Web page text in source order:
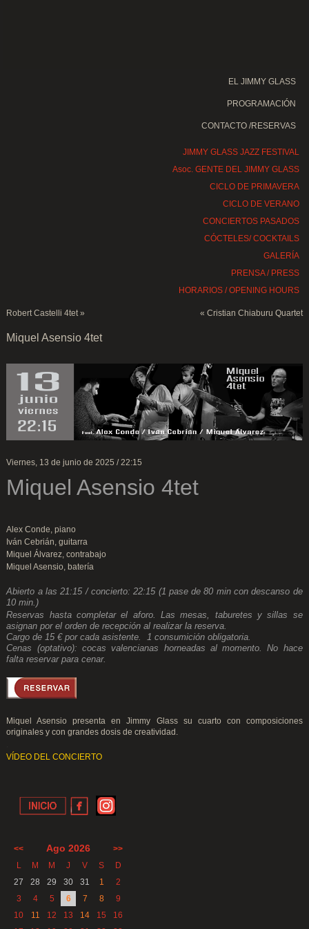
EL JIMMY GLASS
PROGRAMACIÓN
CONTACTO /RESERVAS
JIMMY GLASS JAZZ FESTIVAL
Asoc. GENTE DEL JIMMY GLASS
CICLO DE PRIMAVERA
CICLO DE VERANO
CONCIERTOS PASADOS
CÓCTELES/ COCKTAILS
GALERÍA
PRENSA / PRESS
HORARIOS / OPENING HOURS
Robert Castelli 4tet» « Cristian Chiaburu Quartet
Miquel Asensio 4tet
Viernes, 13 de junio de 2025 / 22:15
Miquel Asensio 4tet
Alex Conde, piano
Iván Cebrián, guitarra
Miquel Álvarez, contrabajo
Miquel Asensio, batería
Abierto a las 21:15 / concierto: 22:15 (1 pase de 80 min con descanso de
10 min.)
Reservas hasta completar el aforo. Las mesas, taburetes y sillas se
asignan por el orden de recepción al realizar la reserva.
Cargo de 15 € por cada asistente. 1 consumición obligatoria.
Cenas (optativo): cocas valencianas horneadas al momento. No hace
falta reservar para cenar.
Miquel Asensio presenta en Jimmy Glass su cuarto con composiciones
originales y con grandes dosis de creatividad.
VÍDEO DEL CONCIERTO
<< Ago 2026
>>
L
M M J V S
D
27
28 29 30 31 1
2
3
4 5 6 7 8
9
10
11 12 13 14 15
16